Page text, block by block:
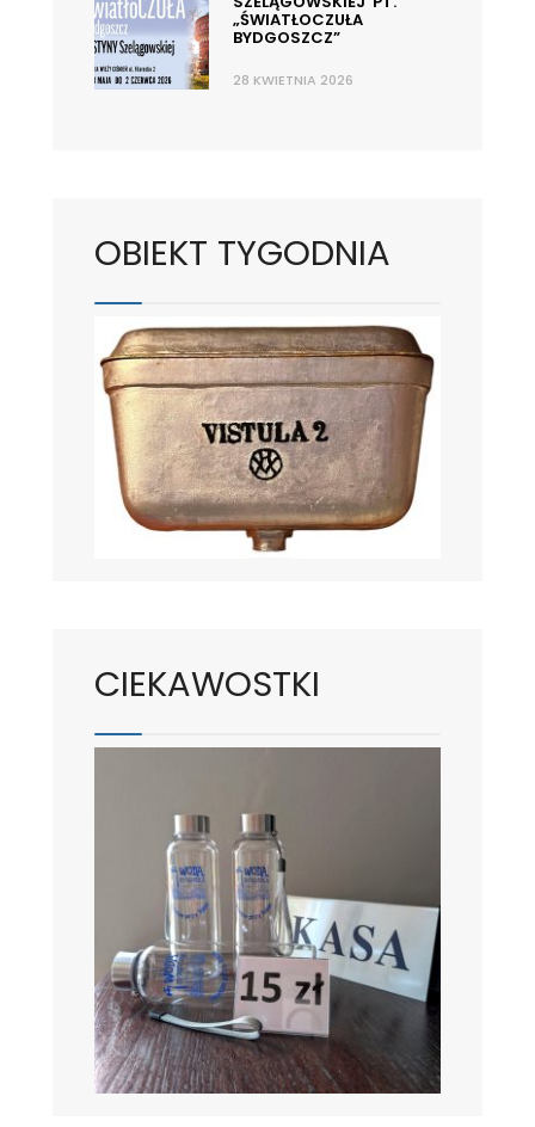
„ŚWIATŁOCZUŁA
BYDGOSZCZ”
28 KWIETNIA 2026
OBIEKT TYGODNIA
CIEKAWOSTKI